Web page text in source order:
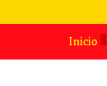
Inicio